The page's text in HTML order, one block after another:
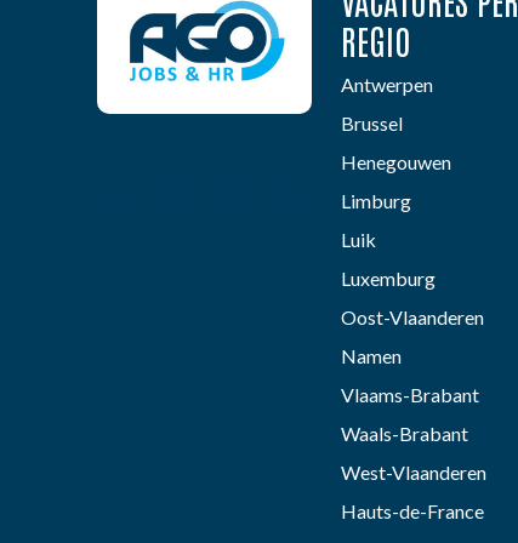
REGIO
Antwerpen
Brussel
Henegouwen
Limburg
Luik
Luxemburg
Oost-Vlaanderen
Namen
Vlaams-Brabant
Waals-Brabant
West-Vlaanderen
Hauts-de-France